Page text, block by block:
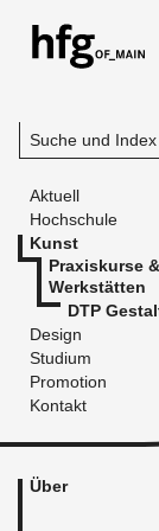
Suche und Index
Aktuell
Hochschule
Kunst
Praxiskurse &
Werkstätten
DTP
Design
Studium
Promotion
Kontakt
Über